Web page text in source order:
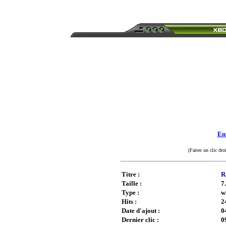
(Faites un clic
Titre :
Taille :
Type :
Hits :
Date d'ajout :
Dernier clic :